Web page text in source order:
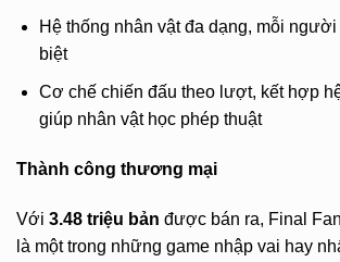
Hệ thống nhân vật đa dạng, mỗi
biệt
Cơ chế chiến đấu theo lượt, kết hợp
giúp nhân vật học phép thuật
Thành công thương mại
Với 3.48 triệu bản được bán ra, Final
là một trong những game nhập vai hay